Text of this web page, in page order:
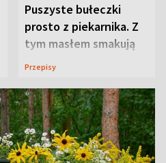
Puszyste bułeczki
prosto z piekarnika. Z
tym masłem smakują
jeszcze lepiej
Przepisy